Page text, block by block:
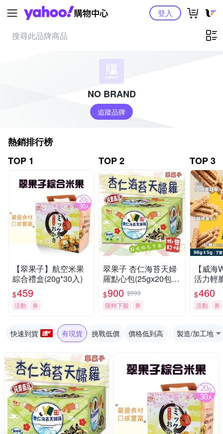
Yahoo購物中心登入
NO BRAND
追蹤品牌
熱銷排行榜
TOP 1
【翠果子】航空米果
綜合禮盒(20g*30入)
$459
活動 券
TOP 2
翠果子 杏仁海苔天婦
羅點心包(25gx20包)x
2盒
$900 $999
限時下殺
券
TOP 3
【威
活力輕
任選
棒/鹹蛋
藜)
$460
活動 券
快速到貨 有現貨 挑戰低價 價格低到高 製造/加工地